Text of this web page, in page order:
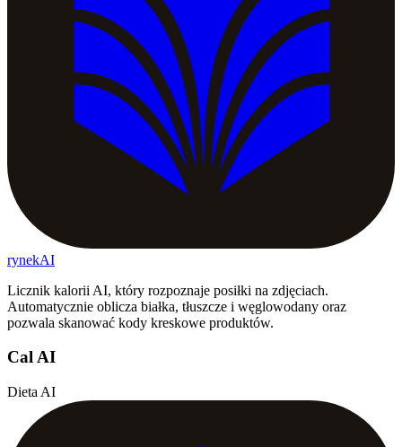
rynekAI
Licznik kalorii AI, który rozpoznaje posiłki na zdjęciach.
Automatycznie oblicza białka, tłuszcze i węglowodany oraz
pozwala skanować kody kreskowe produktów.
Cal AI
Dieta AI